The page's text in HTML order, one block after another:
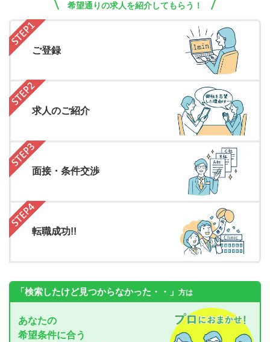
希望通りの求人を紹介してもらう！
ご登録
求人のご紹介
面接・条件交渉
転職成功!!
「検索したけど見つからなかった・・」 方は
あなたの
希望条件に合う